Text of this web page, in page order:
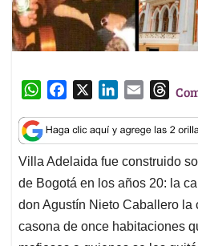
W
a
t
s
A
p
p
c
e
b
o
o
k
n
k
e
d
I
n
a
i
l
T
r
e
a
d
s
Villa Adelaida fue construido
de Bogotá en los años 20: la
don Agustín Nieto Caballero la
casona de once habitaciones